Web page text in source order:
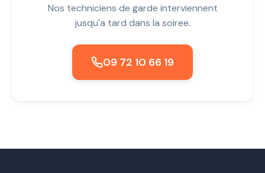
Nos techniciens de garde interviennent
jusqu'a tard dans la soiree.
09 72 10 66 19